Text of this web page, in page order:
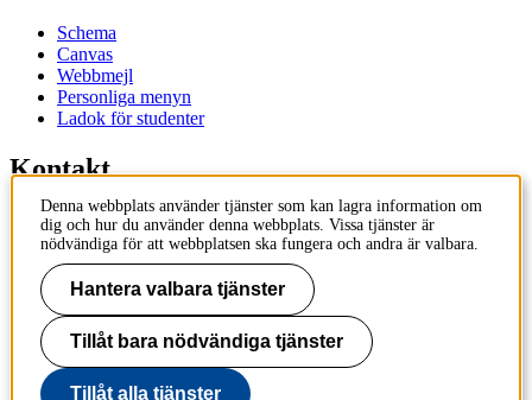
Schema
Canvas
Webbmejl
Personliga menyn
Ladok för studenter
Kontakt
Kontakta utbildningsprogram
Kontakta kurs
IT-support
KTH Entré
KTH
100 44 Stockholm
+46 8 790 60 00
Denna webbplats använder tjänster som kan lagra information om
dig och hur du använder denna webbplats. Vissa tjänster är
nödvändiga för att webbplatsen ska fungera och andra är valbara.
Hantera valbara tjänster
Tillåt bara nödvändiga tjänster
Tillåt alla tjänster